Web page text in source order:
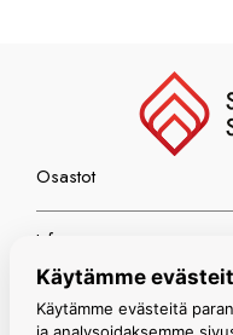
Osastot
Info
Espoon myymälä
Käytämme
Käytämme evästeitä
ja analysoidaksemme